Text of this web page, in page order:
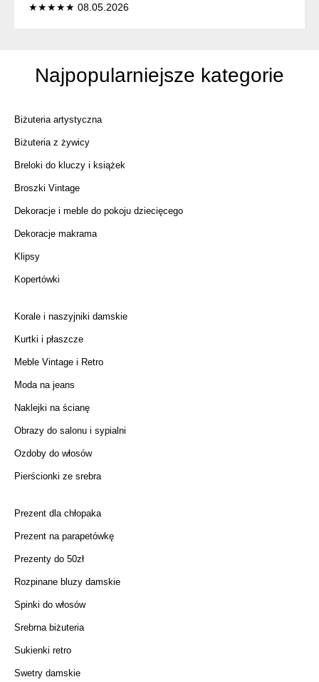
★★★★★ 08.05.2026
Najpopularniejsze kategorie
Biżuteria artystyczna
Biżuteria z żywicy
Breloki do kluczy i książek
Broszki Vintage
Dekoracje i meble do pokoju dziecięcego
Dekoracje makrama
Klipsy
Kopertówki
Korale i naszyjniki damskie
Kurtki i płaszcze
Meble Vintage i Retro
Moda na jeans
Naklejki na ścianę
Obrazy do salonu i sypialni
Ozdoby do włosów
Pierścionki ze srebra
Prezent dla chłopaka
Prezent na parapetówkę
Prezenty do 50zł
Rozpinane bluzy damskie
Spinki do włosów
Srebrna biżuteria
Sukienki retro
Swetry damskie